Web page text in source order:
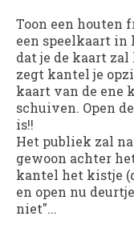
Toon een houten
een speelkaart in
dat je de kaart
zegt kantel je
kaart van de ene
schuiven. Open
is!!
Het publiek zal
gewoon achter
kantel het kistje
en open nu
niet"...